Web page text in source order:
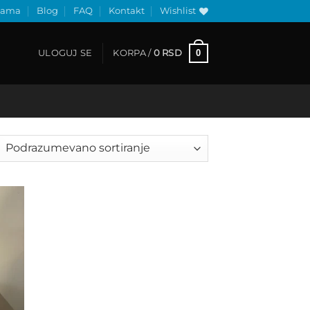
Blog FAQ Kontakt Wishlist
ULOGUJ SE KORPA / 0 RSD 0